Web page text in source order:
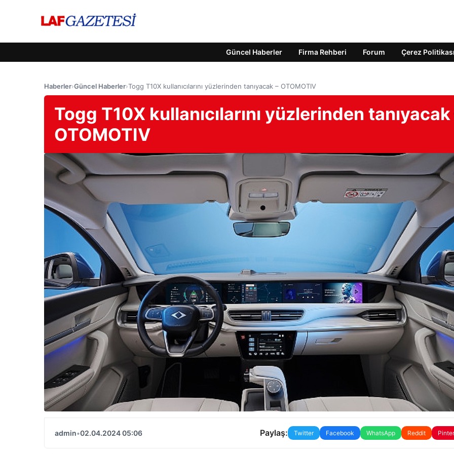
Güncel Haberler Firma Rehberi Forum Çerez Politikası
Haberler›Güncel Haberler›Togg T10X kullanıcılarını yüzlerinden tanıyacak – OTOMOTIV
Togg T10X kullanıcılarını yüzlerinden tanıyacak
OTOMOTIV
admin•02.04.2024 05:06 Paylaş: Twitter Facebook WhatsApp Reddit